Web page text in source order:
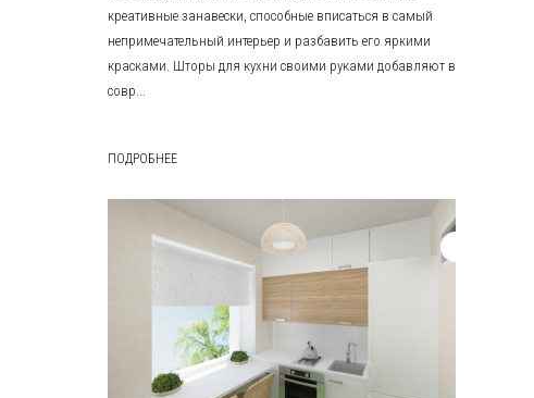
креативные занавески, способные вписаться в самый
непримечательный интерьер и разбавить его яркими
красками. Шторы для кухни своими руками добавляют в
совр...
ПОДРОБНЕЕ